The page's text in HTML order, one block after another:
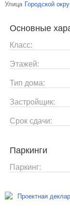
Улица Городской
Основные
Класс:
Этажей:
Тип дома:
Застройщик:
Срок сдачи:
Паркинги
Паркинг:
Проектная